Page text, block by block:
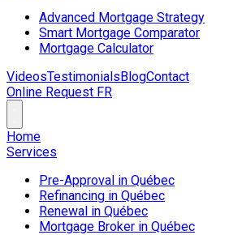
Advanced Mortgage Strategy
Smart Mortgage Comparator
Mortgage Calculator
VideosTestimonialsBlogContact
Online Request FR
Home
Services
Pre-Approval in Québec
Refinancing in Québec
Renewal in Québec
Mortgage Broker in Québec